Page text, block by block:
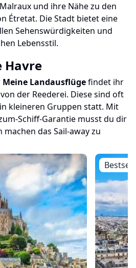
und ihre Nähe zu den
Étretat. Die Stadt bietet eine
Sehenswürdigkeiten und
Lebensstil.
Havre
Meine Landausflügefindet ihr
der Reederei. Diese sind oft
kleineren Gruppen statt. Mit
Schiff-Garantie musst du dir
das Sail-away zu